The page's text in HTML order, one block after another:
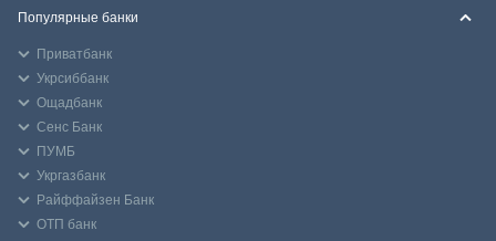
Популярные банки
Приватбанк
Укрсиббанк
Ощадбанк
Сенс Банк
ПУМБ
Укргазбанк
Райффайзен Банк
ОТП банк